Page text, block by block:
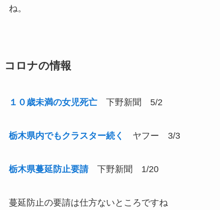
ね。
コロナの情報
１０歳未満の女児死亡下野新聞 5/2
栃木県内でもクラスター続く ヤフー 3/3
栃木県蔓延防止要請下野新聞 1/20
蔓延防止の要請は仕方ないところですね